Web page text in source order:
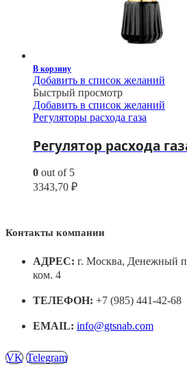
В корзину
Добавить в список желаний
Быстрый просмотр
Добавить в список желаний
Регуляторы расхода газа
Регулятор расхода
0 out of 5
3343,70 ₽
Контакты компании
АДРЕС: г. Москва, Денежный
ком. 4
ТЕЛЕФОН: +7 (985) 441-42-68
EMAIL: info@gtsnab.com
VK Telegram